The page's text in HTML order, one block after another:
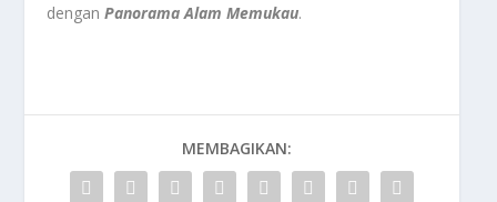
denganPanorama Alam Memukau.
MEMBAGIKAN: